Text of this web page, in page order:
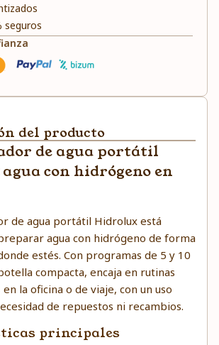
seguros
del producto
de agua portátil
con hidrógeno en
de agua portátil Hidrolux está
agua con hidrógeno de forma
estés. Con programas de 5 y 10
compacta, encaja en rutinas
en la oficina o de viaje, con un uso
de repuestos ni recambios.
principales